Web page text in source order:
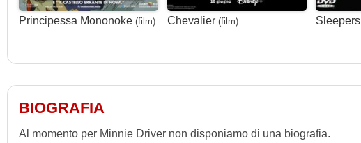
Principessa Mononoke (film) Chevalier (film) Sleepers
BIOGRAFIA
Al momento per Minnie Driver non disponiamo di una biografia.